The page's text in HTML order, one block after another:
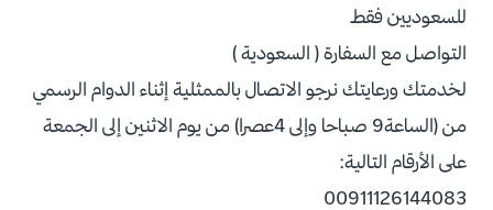
للسعوديين فقط
التواصل مع السفارة ( السعودية )
لخدمتك ورعايتك نرجو الاتصال بالممثلية إثناء الدوام الرسمي
من (الساعة9 صباحا وإلى 4عصرا) من يوم الاثنين إلى الجمعة
على الأرقام التالية:
00911126144083